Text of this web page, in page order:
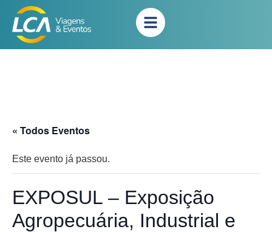
« Todos Eventos
Este evento já passou.
EXPOSUL – Exposição
Agropecuária, Industrial e